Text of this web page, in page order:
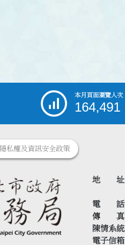
本月頁面瀏覽人次
164,491
隱私權及資訊安全政策
地 址
電 話
傳 真
陳情系統
電子信箱